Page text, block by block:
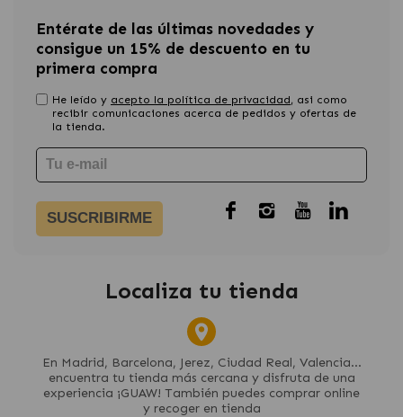
Entérate de las últimas novedades y
consigue un 15% de descuento en tu
primera compra
He leído y acepto la política de privacidad, asi como
recibir comunicaciones acerca de pedidos y ofertas de
la tienda.
SUSCRIBIRME
Localiza tu tienda
En Madrid, Barcelona, Jerez, Ciudad Real, Valencia...
encuentra tu tienda más cercana y disfruta de una
experiencia ¡GUAW! También puedes comprar online
y recoger en tienda